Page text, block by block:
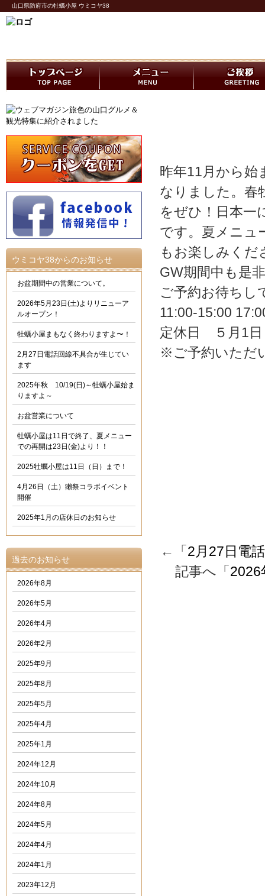
山口県防府市の牡蠣小屋 ウミコヤ38
昨年11月から始
なりました。春
をぜひ！日本一
です。夏メニュ
もお楽しみくだ
GW期間中も是
ご予約お待ちし
11:00-15:00
定休日 ５月1
※ご予約いただ
←「2月27日電
記事へ「2026
ウミコヤ38からのお知らせ
お盆期間中の営業について。
2026年5月23日(土)よりリニューア
ルオープン！
牡蠣小屋まもなく終わりますよ〜！
2月27日電話回線不具合が生じてい
ます
2025年秋 10/19(日)～牡蠣小屋始ま
りますよ～
お盆営業について
牡蠣小屋は11日で終了、夏メニュー
での再開は23日(金)より！！
2025牡蠣小屋は11日（日）まで！
4月26日（土）獺祭コラボイベント
開催
2025年1月の店休日のお知らせ
過去のお知らせ
2026年8月
2026年5月
2026年4月
2026年2月
2025年9月
2025年8月
2025年5月
2025年4月
2025年1月
2024年12月
2024年10月
2024年8月
2024年5月
2024年4月
2024年1月
2023年12月